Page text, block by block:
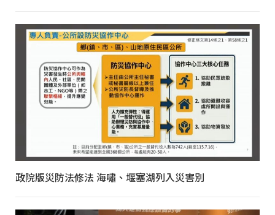
政院版災防法修法 海嘯、堰塞湖列入災害別